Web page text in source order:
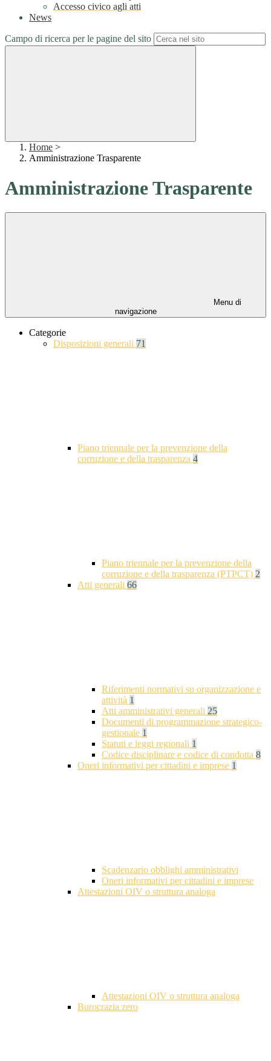
Accesso civico agli atti
News
Campo di ricerca per le pagine del sito
Home >
Amministrazione Trasparente
Amministrazione Trasparente
Menu di
navigazione
Categorie
Disposizioni generali 71
Piano triennale per la prevenzione della
corruzione e della trasparenza 4
Piano triennale per la prevenzione della
corruzione e della trasparenza (PTPCT) 2
Atti generali 66
Riferimenti normativi su organizzazione e
attività 1
Atti amministrativi generali 25
Documenti di programmazione strategico-
gestionale 1
Statuti e leggi regionali 1
Codice disciplinare e codice di condotta 8
Oneri informativi per cittadini e imprese 1
Scadenzario obblighi amministrativi
Oneri informativi per cittadini e imprese
Attestazioni OIV o struttura analoga
Attestazioni OIV o struttura analoga
Burocrazia zero